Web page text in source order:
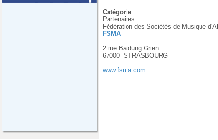
Catégorie
Partenaires
Fédération des Sociétés de Musique
FSMA
2 rue Baldung Grien
67000 STRASBOURG
www.fsma.com